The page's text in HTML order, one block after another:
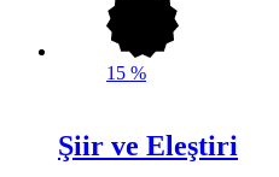
15 %
Şiir ve Eleştiri